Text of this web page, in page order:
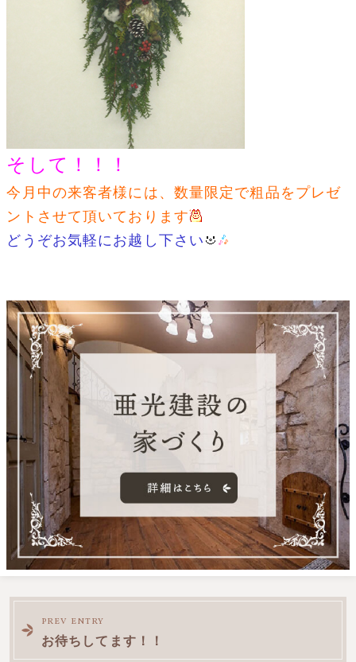
そして！！！
今月中の来客者様には、数量限定で粗品をプレゼ
ントさせて頂いております
どうぞお気軽にお越し下さい
前
PREV ENTRY
お待ちしてます！！